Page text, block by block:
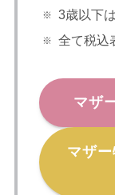
3歳以下
全て税込
マザ
マザ